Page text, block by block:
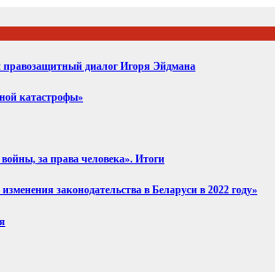
правозащитный диалог Игоря Эйдмана
катастрофы»
за права человека». Итоги
законодательства в Беларуси в 2022 году»